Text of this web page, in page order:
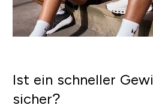
Ist ein schneller
sicher?